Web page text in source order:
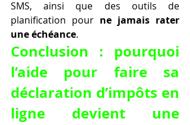
SMS, ainsi que des outils de
planification pour ne jamais rater
une échéance.
Conclusion : pourquoi
l’aide pour faire sa
déclaration d’impôts en
ligne devient une